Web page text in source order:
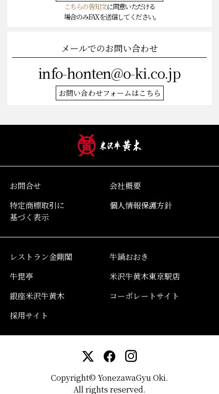
こちらの告知文に同意いただける
場合のみFAXを送信してください。
メールでのお問い合わせ
info-honten@o-ki.co.jp
お問い合わせフォームはこちら
お問合せ
会社概要
特定商標取引に
基づく表示
個人情報保護方針
レストラン金剛閣
牛鍋おおき
牛毘亭
米沢牛黄木東京駅店
銀座米沢牛黄木
コーポレートサイト
採用サイト
Copyright© YonezawaGyu Oki.
All rights reserved.